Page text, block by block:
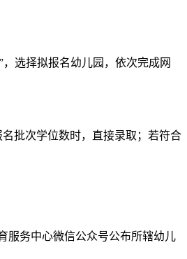
选择拟报名幼儿园，依次完成网
批次学位数时，直接录取；若符合
务中心微信公众号公布所辖幼儿